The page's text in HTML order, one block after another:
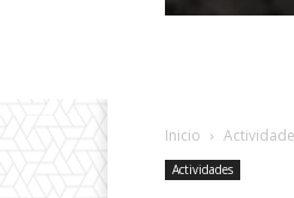
Inicio
Actividades